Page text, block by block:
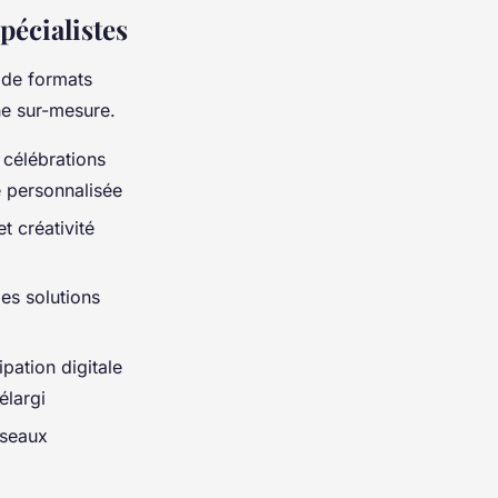
formats
sur-mesure.
créativité
solutions
digitale